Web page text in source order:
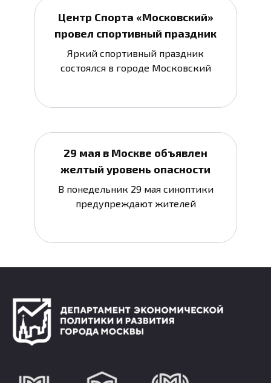
Центр Спорта «Московский»
провел спортивный праздник
Яркий спортивный праздник
состоялся в городе Московский
29 мая в Москве объявлен
желтый уровень опасности
В понедельник 29 мая синоптики
предупреждают жителей